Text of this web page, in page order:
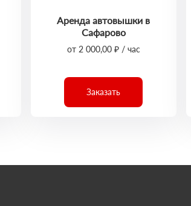
Аренда автовышки в
Сафарово
от 2 000,00 ₽ / час
Заказать